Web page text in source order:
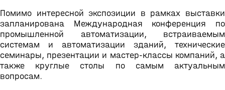
Помимо интересной экспозиции в рамках выставки
запланирована Международная конференция по
промышленной автоматизации, встраиваемым
системам и автоматизации зданий, технические
семинары, презентации и мастер-классы компаний, а
также круглые столы по самым актуальным
вопросам.